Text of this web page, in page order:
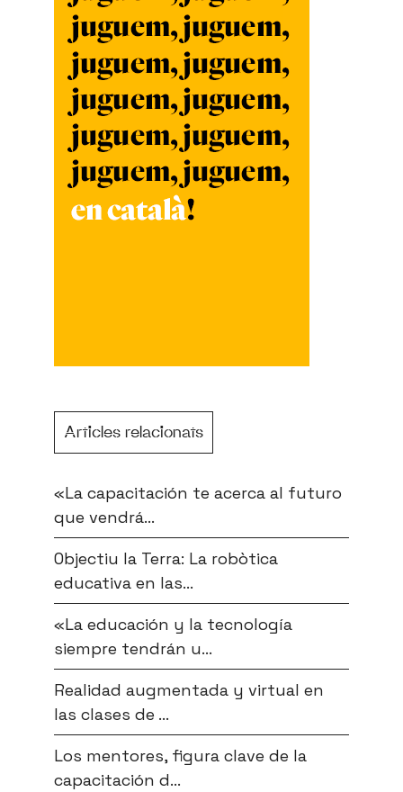
Articles relacionats
«La capacitación te acerca al futuro
que vendrá...
Objectiu la Terra: La robòtica
educativa en las...
«La educación y la tecnología
siempre tendrán u...
Realidad augmentada y virtual en
las clases de ...
Los mentores, figura clave de la
capacitación d...